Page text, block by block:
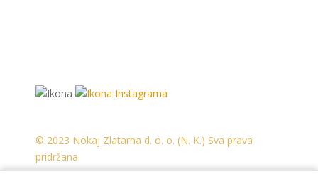
© 2023 Nokaj Zlatarna d. o. o. (N. K.) Sva prava
pridržana.